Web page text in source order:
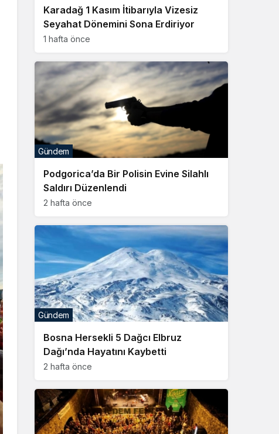
Karadağ 1 Kasım İtibarıyla Vizesiz
Seyahat Dönemini Sona Erdiriyor
1 hafta önce
Podgorica’da Bir Polisin Evine Silahlı
Saldırı Düzenlendi
2 hafta önce
Gündem
Bosna Hersekli 5 Dağcı Elbruz
Dağı’nda Hayatını Kaybetti
2 hafta önce
Gündem